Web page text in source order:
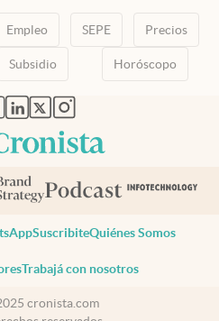
Empleo SEPE Precios
Subsidio Horóscopo
en nueva pestaña
abre en nueva pestaña
abre en nueva pestaña
abre en nueva pestaña
abre en nueva pestaña
SuscribiteQuiénes Somos
Trabajá con nosotros
cronista.com